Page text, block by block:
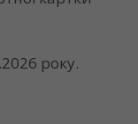
року.